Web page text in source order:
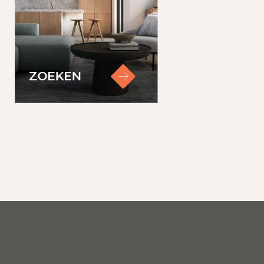
ZOEKEN